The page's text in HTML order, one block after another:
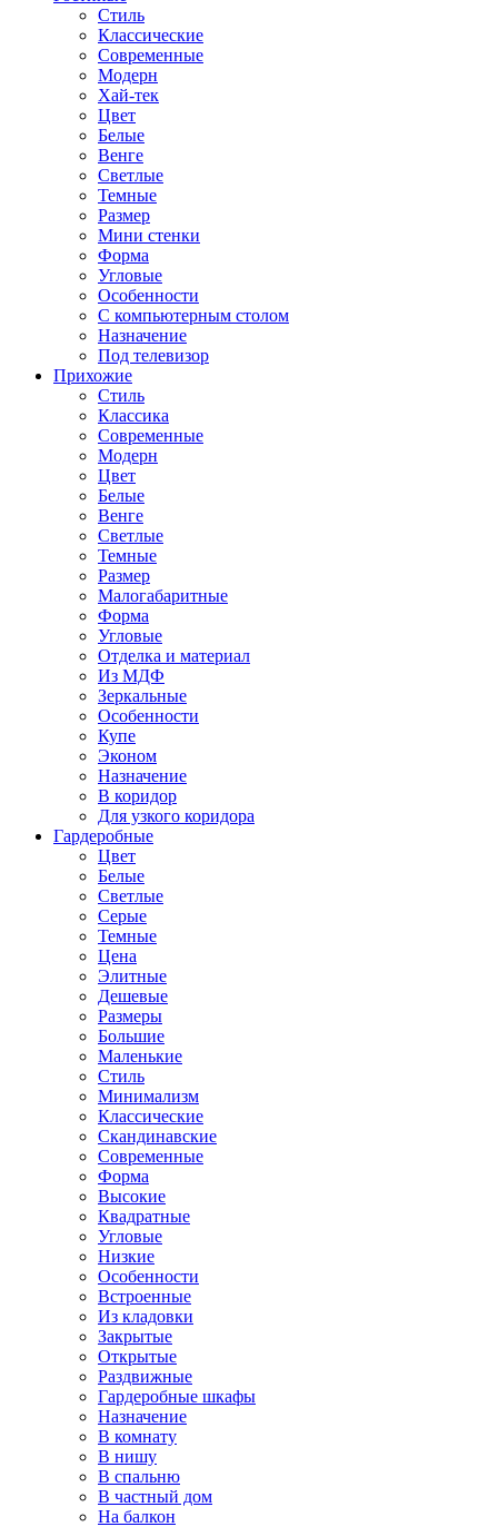
Стиль
Классические
Современные
Модерн
Хай-тек
Цвет
Белые
Венге
Светлые
Темные
Размер
Мини стенки
Форма
Угловые
Особенности
С компьютерным столом
Назначение
Под телевизор
Прихожие
Стиль
Классика
Современные
Модерн
Цвет
Белые
Венге
Светлые
Темные
Размер
Малогабаритные
Форма
Угловые
Отделка и материал
Из МДФ
Зеркальные
Особенности
Купе
Эконом
Назначение
В коридор
Для узкого коридора
Гардеробные
Цвет
Белые
Светлые
Серые
Темные
Цена
Элитные
Дешевые
Размеры
Большие
Маленькие
Стиль
Минимализм
Классические
Скандинавские
Современные
Форма
Высокие
Квадратные
Угловые
Низкие
Особенности
Встроенные
Из кладовки
Закрытые
Открытые
Раздвижные
Гардеробные шкафы
Назначение
В комнату
В нишу
В спальню
В частный дом
На балкон